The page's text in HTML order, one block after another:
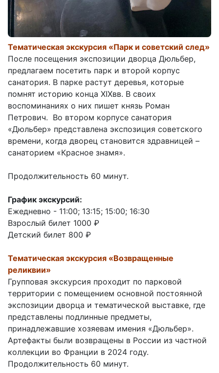
Тематическая экскурсия «Парк и советский след»
После посещения экспозиции дворца Дюльбер,
предлагаем посетить парк и второй корпус
санатория. В парке растут деревья, которые
помнят историю конца XIXвв. В своих
воспоминаниях о них пишет князь Роман
Петрович. Во втором корпусе санатория
«Дюльбер» представлена экспозиция советского
времени, когда дворец становится здравницей –
санаторием «Красное знамя».
Продолжительность 60 минут.
График экскурсий:
Ежедневно - 11:00; 13:15; 15:00; 16:30
Взрослый билет 1000 ₽
Детский билет 800 ₽
Тематическая экскурсия «Возвращенные
реликвии»
Групповая экскурсия проходит по парковой
территории с помещением основной постоянной
экспозиции дворца и тематической выставке, где
представлены подлинные предметы,
принадлежавшие хозяевам имения «Дюльбер».
Артефакты были возвращены в России из частной
коллекции во Франции в 2024 году.
Продолжительность 60 минут.